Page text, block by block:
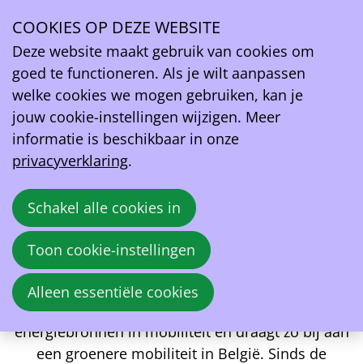
Lobby
Aanbeveling EV Belgium: Praktische verbeteringen voor
het register voor hernieuwbare energie in wegtransport
Aanbeveling EV Belgium: Praktische verbeteringen
voor het register voor hernieuwbare energie in
wegtransport
Economie bij de ontwikkeling van het Register voor
Hernieuwbare Energie in Transport. Wij erkennen ten
volle het belang van dit register in het kader van de
omzetting van de RED II(I)-richtlijn en de verdere
verduurzaming van de transportsector. Het systeem
stimuleert de overgang naar hernieuwbare
energiebronnen in mobiliteit en draagt zo bij aan
een groenere mobiliteit in België. Sinds de
COOKIES OP DEZE WEBSITE
Deze website maakt gebruik van cookies om
goed te functioneren. Als je wilt aanpassen
welke cookies we mogen gebruiken, kan je
jouw cookie-instellingen wijzigen. Meer
informatie is beschikbaar in onze
privacyverklaring.
Schakel alle cookies in
Toon cookie-instellingen
Alleen essentiële cookies